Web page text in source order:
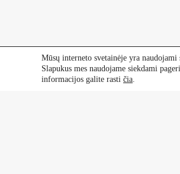
Mūsų interneto svetainėje yra
Slapukus mes naudojame siekdami
informacijos galite rasti čia.